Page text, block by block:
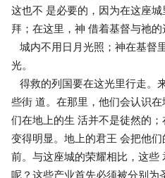
这也不 是必要的，因为在这座
拜；在这里，神 借着基督与祂的
城内不用日月光照；神在基督
光。
得救的列国要在这光里行走。
些街 道。在那里，他们会认识
们在地上的生 活并不是徒然的
变得明显。地上的君王 会把他
前。与这座城的荣耀相比，这些
呢？这些产业首先必须被分别为